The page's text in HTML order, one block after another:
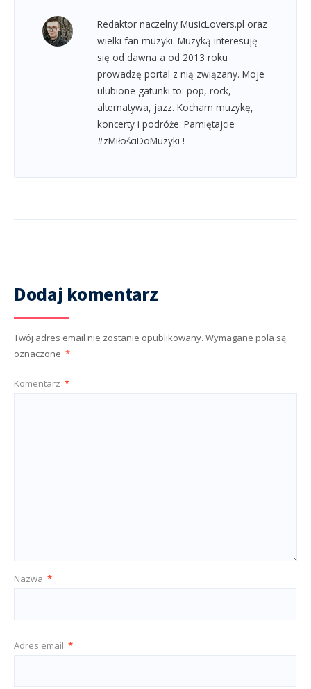
Redaktor naczelny MusicLovers.pl oraz
wielki fan muzyki. Muzyką interesuję
się od dawna a od 2013 roku
prowadzę portal z nią związany. Moje
ulubione gatunki to: pop, rock,
alternatywa, jazz. Kocham muzykę,
koncerty i podróże. Pamiętajcie
#zMiłościDoMuzyki !
Dodaj komentarz
Twój adres email nie zostanie opublikowany. Wymagane pola są
oznaczone *
Komentarz *
Nazwa *
Adres email *